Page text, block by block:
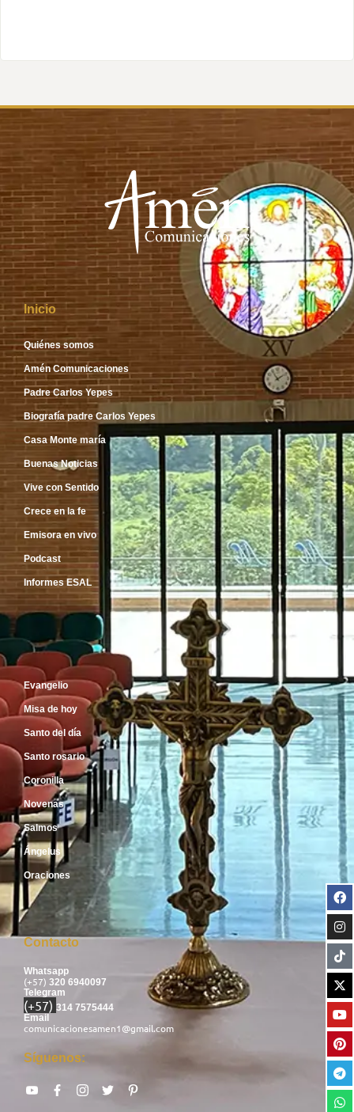
Inicio
Quiénes somos
Amén Comunicaciones
Padre Carlos Yepes
Biografía padre Carlos Yepes
Casa Monte maría
Buenas Noticias
Vive con Sentido
Crece en la fe
Emisora en vivo
Podcast
Informes ESAL
Inicio
Evangelio
Misa de hoy
Santo del día
Santo rosario
Coronilla
Novenas
Salmos
Ángelus
Oraciones
Contacto
Whatsapp
(+57) 320 6940097
Telegram
(+57) 314 7575444
Email
comunicacionesamen1@gmail.com
Síguenos: